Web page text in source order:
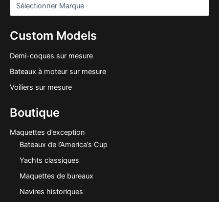
Custom Models
Demi-coques sur mesure
Bateaux à moteur sur mesure
Voiliers sur mesure
Boutique
Maquettes d’exception
Bateaux de l’America’s Cup
Yachts classiques
Maquettes de bureaux
Navires historiques